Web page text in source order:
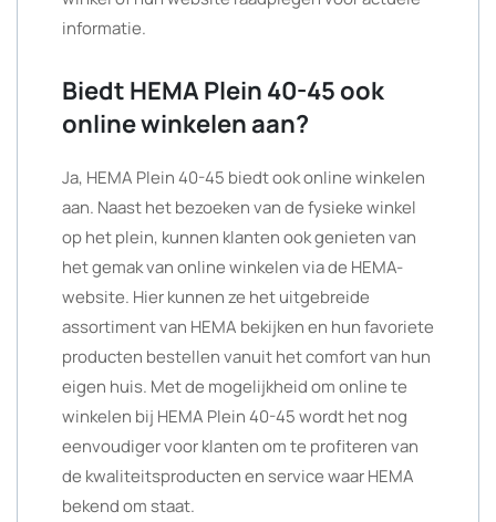
informatie.
Biedt HEMA Plein 40-45 ook
online winkelen aan?
Ja, HEMA Plein 40-45 biedt ook online winkelen
aan. Naast het bezoeken van de fysieke winkel
op het plein, kunnen klanten ook genieten van
het gemak van online winkelen via de HEMA-
website. Hier kunnen ze het uitgebreide
assortiment van HEMA bekijken en hun favoriete
producten bestellen vanuit het comfort van hun
eigen huis. Met de mogelijkheid om online te
winkelen bij HEMA Plein 40-45 wordt het nog
eenvoudiger voor klanten om te profiteren van
de kwaliteitsproducten en service waar HEMA
bekend om staat.